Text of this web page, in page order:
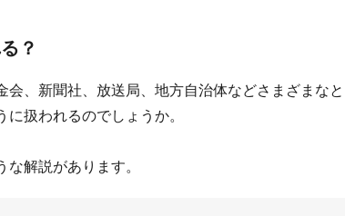
？
、新聞社、放送局、地方自治体などさまざまなと
扱われるのでしょうか。
解説があります。